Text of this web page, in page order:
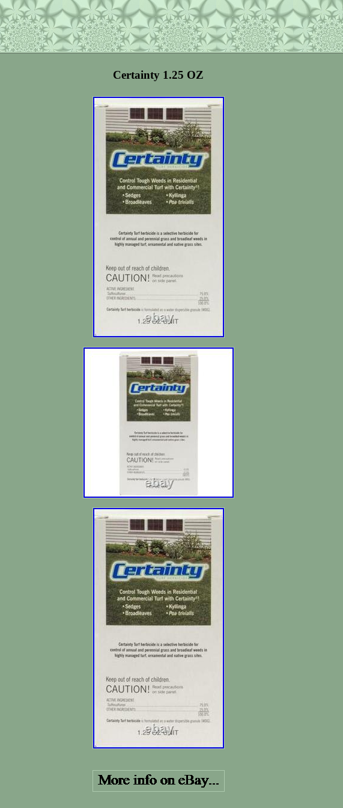
Certainty 1.25 OZ